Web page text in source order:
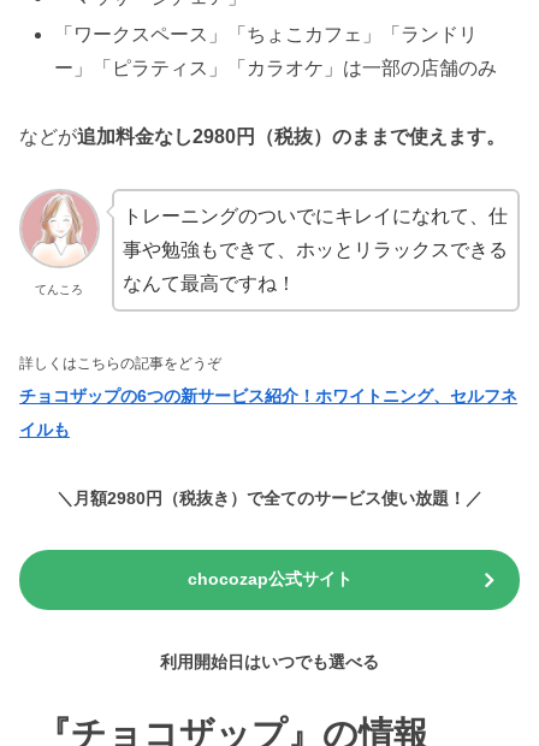
「ワークスペース」「ちょこカフェ」「ランドリ
ー」「ピラティス」「カラオケ」は一部の店舗のみ
などが追加料金なし2980円（税抜）のままで使えます。
てんころ
トレーニングのついでにキレイになれて、仕
事や勉強もできて、ホッとリラックスできる
なんて最高ですね！
詳しくはこちらの記事をどうぞ
チョコザップの6つの新サービス紹介！ホワイトニング、セルフネ
イルも
＼月額2980円（税抜き）で全てのサービス使い放題！／
chocozap公式サイト
利用開始日はいつでも選べる
『チョコザップ』の情報